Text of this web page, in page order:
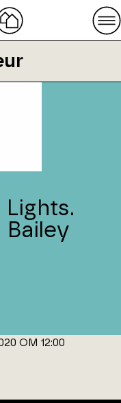
Lights.
OM 12:00